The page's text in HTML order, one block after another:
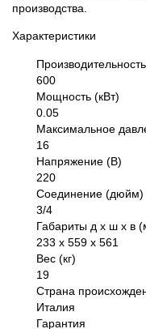
производства.
Характеристики
600
Мощность (кВт)
0.05
Максимальное
16
Напряжение (В)
220
Соединение (дюйм)
3/4
Габариты д х ш х в
233 х 559 х 561
Вес (кг)
19
Страна
Италия
Гарантия